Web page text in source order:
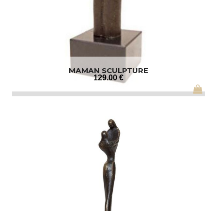
MAMAN SCULPTURE
129.00 €